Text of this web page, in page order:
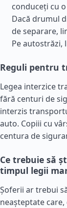
conduceți cu
Dacă drumul
de separare,
Pe autostrăzi,
Reguli pentru
Legea interzice
fără centuri de
interzis
auto. Copiii cu
centura de
Ce trebuie să
timpul legii
Șoferii ar trebui
neașteptate